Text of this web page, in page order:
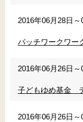
2016年06月28日～
パッチワークワ
2016年06月26日～
子どもゆめ基金
2016年06月26日～